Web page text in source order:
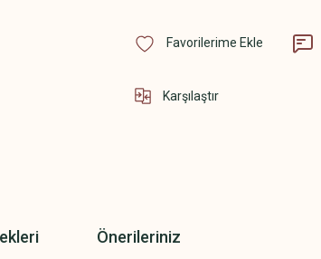
Karşılaştır
Önerileriniz